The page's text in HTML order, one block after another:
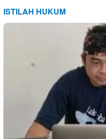
ISTILAH HUKUM